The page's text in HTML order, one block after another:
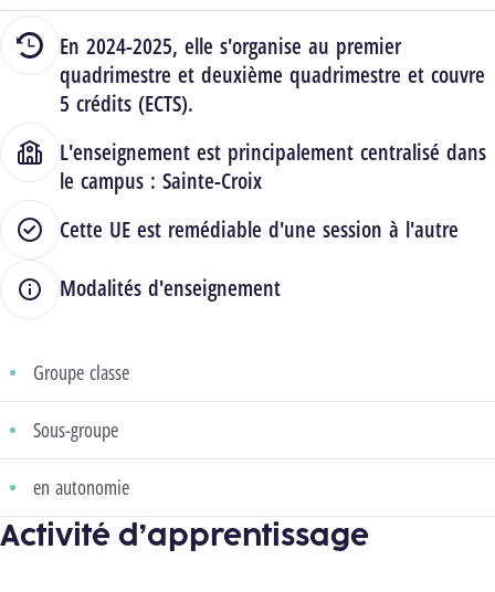
En 2024-2025, elle s'organise au premier
quadrimestre et deuxième quadrimestre et couvre
5 crédits (ECTS).
L'enseignement est principalement centralisé dans
le campus : Sainte-Croix
Cette UE est remédiable d'une session à l'autre
Modalités d'enseignement
Groupe classe
Sous-groupe
en autonomie
Activité d’apprentissage